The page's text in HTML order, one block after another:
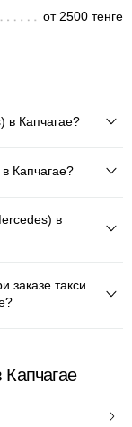
от 2500 тенге
в Капчагае?
Капчагае?
в
заказе такси